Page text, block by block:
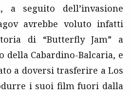
a seguito dell’invasione
avrebbe voluto infatti
di “Butterfly Jam” a
della Cabardino-Balcaria, e
a doversi trasferire a Los
i suoi film fuori dalla